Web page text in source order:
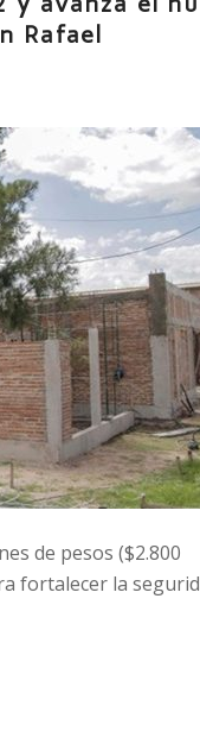
Rafael
de pesos ($2.800
fortalecer la